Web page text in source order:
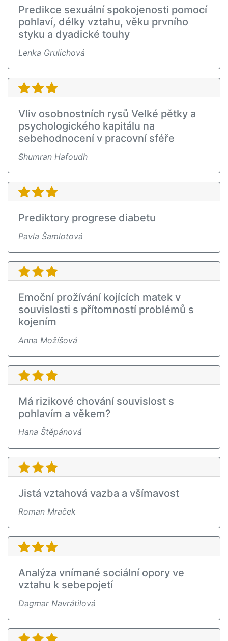
Predikce sexuální spokojenosti pomocí
pohlaví, délky vztahu, věku prvního
styku a dyadické touhy
Lenka Grulichová
Vliv osobnostních rysů Velké pětky a
psychologického kapitálu na
sebehodnocení v pracovní sféře
Shumran Hafoudh
Prediktory progrese diabetu
Pavla Šamlotová
Emoční prožívání kojících matek v
souvislosti s přítomností problémů s
kojením
Anna Možíšová
Má rizikové chování souvislost s
pohlavím a věkem?
Hana Štěpánová
Jistá vztahová vazba a všímavost
Roman Mraček
Analýza vnímané sociální opory ve
vztahu k sebepojetí
Dagmar Navrátilová